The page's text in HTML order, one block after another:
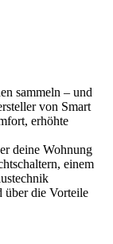
sammeln – und
von Smart
erhöhte
deine Wohnung
einem
über die Vorteile